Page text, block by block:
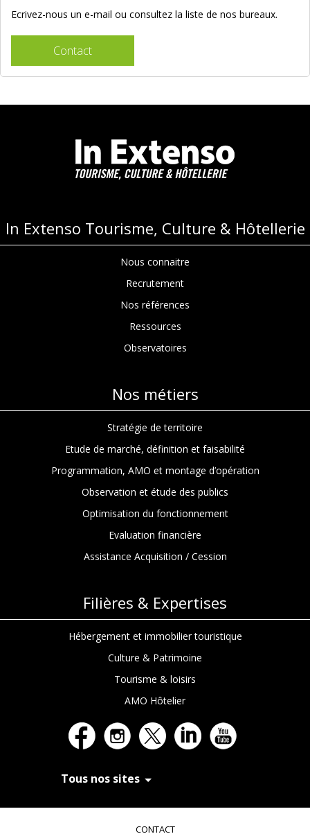
Ecrivez-nous un e-mail ou consultez la liste de nos bureaux.
Contact
In Extenso Tourisme, Culture & Hôtellerie
Nous connaitre
Recrutement
Nos références
Ressources
Observatoires
Nos métiers
Stratégie de territoire
Etude de marché, définition et faisabilité
Programmation, AMO et montage d’opération
Observation et étude des publics
Optimisation du fonctionnement
Evaluation financière
Assistance Acquisition / Cession
Filières & Expertises
Hébergement et immobilier touristique
Culture & Patrimoine
Tourisme & loisirs
AMO Hôtelier
Tous nos sites
In Extenso Tourisme, Culture & Hôtellerie
CONTACT